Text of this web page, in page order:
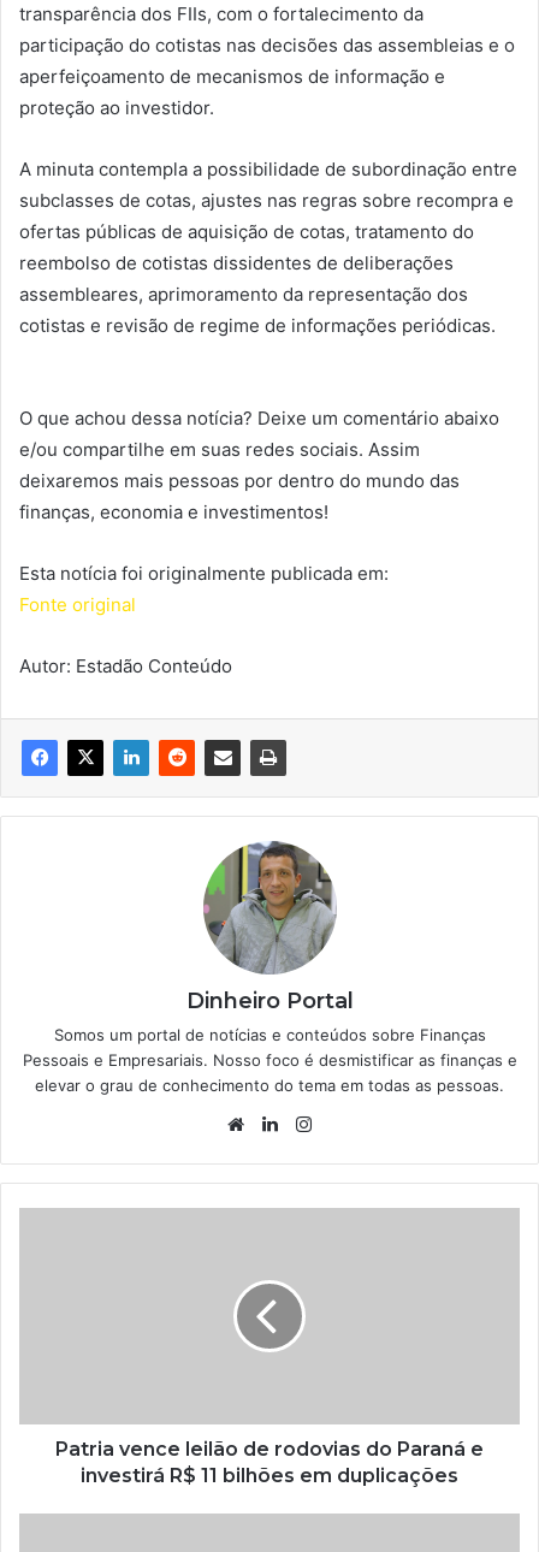
transparência dos FIIs, com o fortalecimento da
participação do cotistas nas decisões das assembleias e o
aperfeiçoamento de mecanismos de informação e
proteção ao investidor.
A minuta contempla a possibilidade de subordinação entre
subclasses de cotas, ajustes nas regras sobre recompra e
ofertas públicas de aquisição de cotas, tratamento do
reembolso de cotistas dissidentes de deliberações
assembleares, aprimoramento da representação dos
cotistas e revisão de regime de informações periódicas.
O que achou dessa notícia? Deixe um comentário abaixo
e/ou compartilhe em suas redes sociais. Assim
deixaremos mais pessoas por dentro do mundo das
finanças, economia e investimentos!
Esta notícia foi originalmente publicada em:
Fonte original
Autor: Estadão Conteúdo
Dinheiro Portal
Somos um portal de notícias e conteúdos sobre Finanças
Pessoais e Empresariais. Nosso foco é desmistificar as finanças e
elevar o grau de conhecimento do tema em todas as pessoas.
WebsiteLinkedin
Patria vence leilão de rodovias do Paraná e
investirá R$ 11 bilhões em duplicações